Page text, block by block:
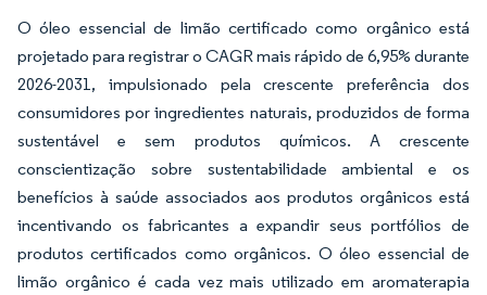
O óleo essencial de limão certificado como orgânico está
projetado para registrar o CAGR mais rápido de 6,95% durante
2026-2031, impulsionado pela crescente preferência dos
consumidores por ingredientes naturais, produzidos de forma
sustentável e sem produtos químicos. A crescente
conscientização sobre sustentabilidade ambiental e os
benefícios à saúde associados aos produtos orgânicos está
incentivando os fabricantes a expandir seus portfólios de
produtos certificados como orgânicos. O óleo essencial de
limão orgânico é cada vez mais utilizado em aromaterapia